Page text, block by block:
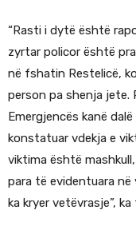
“Rasti i dytë është
zyrtar policor është
në fshatin Restelicë,
person pa shenja jete.
Emergjencës kanë
konstatuar vdekja e
viktima është
para të evidentuara
ka kryer vetëvrasje”,